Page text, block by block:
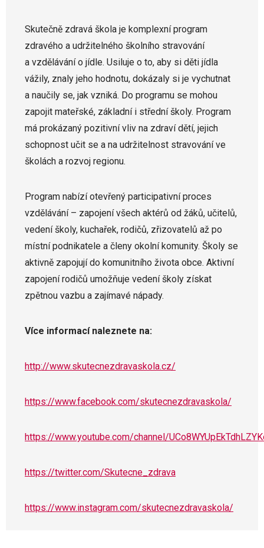
Skutečně zdravá škola je komplexní program
zdravého a udržitelného školního stravování
a vzdělávání o jídle. Usiluje o to, aby si děti jídla
vážily, znaly jeho hodnotu, dokázaly si je vychutnat
a naučily se, jak vzniká. Do programu se mohou
zapojit mateřské, základní i střední školy. Program
má prokázaný pozitivní vliv na zdraví dětí, jejich
schopnost učit se a na udržitelnost stravování ve
školách a rozvoj regionu.
Program nabízí otevřený participativní proces
vzdělávání – zapojení všech aktérů od žáků, učitelů,
vedení školy, kuchařek, rodičů, zřizovatelů až po
místní podnikatele a členy okolní komunity. Školy se
aktivně zapojují do komunitního života obce. Aktivní
zapojení rodičů umožňuje vedení školy získat
zpětnou vazbu a zajímavé nápady.
Více informací naleznete na:
http://www.skutecnezdravaskola.cz/
https://www.facebook.com/skutecnezdravaskola/
https://www.youtube.com/channel/
https://twitter.com/Skutecne_zdrava
https://www.instagram.com/skutecnezdravaskola/